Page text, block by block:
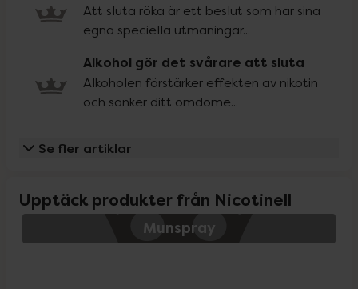
Att sluta röka är ett beslut som har sina
egna speciella utmaningar...
Alkohol gör det svårare att sluta
Alkoholen förstärker effekten av nikotin
och sänker ditt omdöme...
Se fler artiklar
Upptäck produkter från Nicotinell
Munspray